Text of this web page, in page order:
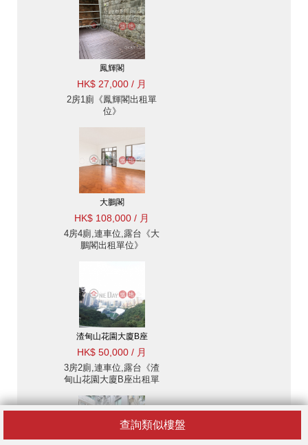
查詢類似樓盤
鳳輝閣
HK$ 27,000 / 月
2房1廁《鳳輝閣出租單
位》
大鵬閣
HK$ 108,000 / 月
4房4廁,連車位,露台《大
鵬閣出租單位》
渣甸山花園大廈B座
HK$ 50,000 / 月
3房2廁,連車位,露台《渣
甸山花園大廈B座出租單